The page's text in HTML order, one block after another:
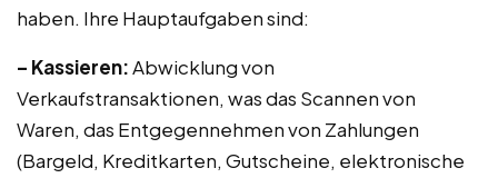
haben. Ihre Hauptaufgaben sind:
– Kassieren:Abwicklung von
Verkaufstransaktionen, was das Scannen von
Waren, das Entgegennehmen von Zahlungen
(Bargeld, Kreditkarten, Gutscheine, elektronische